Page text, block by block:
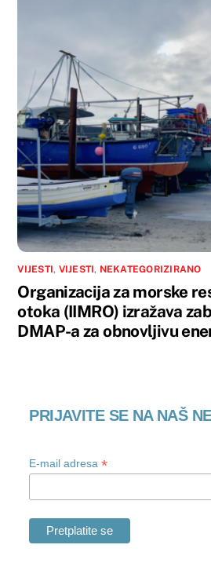
VIJESTI, VIJESTI, NEKATEGORIZIRANO
Organizacija za morske
otoka (IIMRO) izražava
DMAP-a za obnovljivu
PRIJAVITE SE NA NAŠ
E-mail adresa*